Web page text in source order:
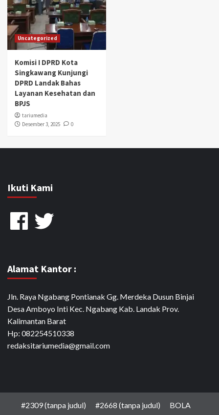
Uncategorized
Komisi I DPRD Kota
Singkawang Kunjungi
DPRD Landak Bahas
Layanan Kesehatan dan
BPJS
tariumedia
Desember 3, 2025
0
Ikuti Kami
FacebookTwitter
Alamat Kantor :
Jln. Raya Ngabang Pontianak Gg. Merdeka Dusun Binjai
Desa Amboyo Inti Kec. Ngabang Kab. Landak Prov.
Kalimantan Barat
Hp: 082254510338
redaksitariumedia@gmail.com
#2309 (tanpa judul) #2668 (tanpa judul)
BOLA